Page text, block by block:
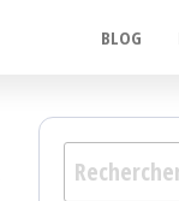
BLOG
Rechercher